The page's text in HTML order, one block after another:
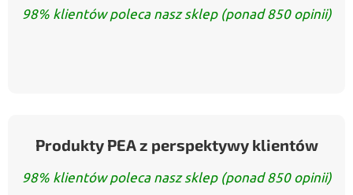
98% klientów poleca nasz sklep (ponad 850 opinii)
Produkty PEA z perspektywy klientów
98% klientów poleca nasz sklep (ponad 850 opinii)